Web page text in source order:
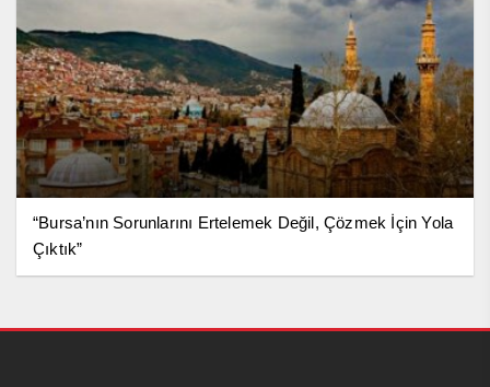
“Bursa’nın Sorunlarını Ertelemek Değil, Çözmek İçin Yola
Çıktık”